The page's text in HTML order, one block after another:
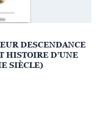
DESCENDANCE
HISTOIRE D’UNE
SIÈCLE)